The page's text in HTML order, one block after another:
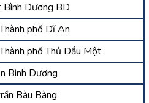
Dương BD
phố Dĩ An
phố Thủ Dầu Một
Bình Dương
Bàu Bàng